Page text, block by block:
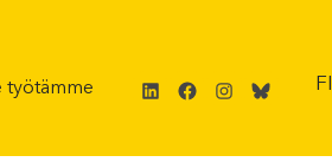
työtämme LinkedIn
Facebook
Instagram
Bluesky
FI